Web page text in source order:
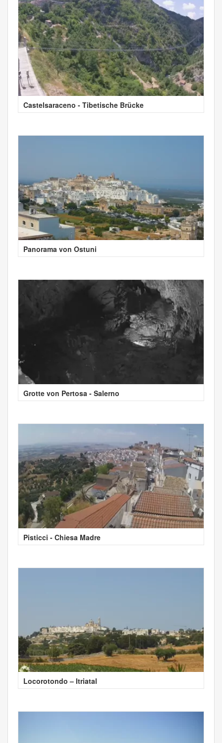
Castelsaraceno - Tibetische Brücke
Panorama von Ostuni
Grotte von Pertosa - Salerno
Pisticci - Chiesa Madre
Locorotondo – Itriatal